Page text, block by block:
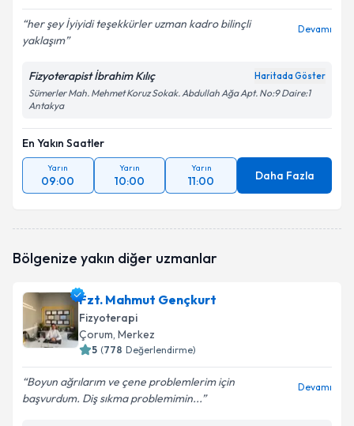
her şey İyiyidi teşekkürler uzman kadro bilinçli
yaklaşım
Devamı
Fizyoterapist İbrahim Kılıç Haritada Göster
Sümerler Mah. Mehmet Koruz Sokak. Abdullah Ağa Apt. No:9 Daire:1
Antakya
En Yakın Saatler
Yarın
09:00
Yarın
10:00
Yarın
11:00 Daha Fazla
Bölgenize yakın diğer uzmanlar
Fzt. Mahmut Gençkurt
Fizyoterapi
Çorum, Merkez
5 (778 Değerlendirme)
Boyun ağrılarım ve çene problemlerim için
başvurdum. Diş sıkma problemimin...
Devamı